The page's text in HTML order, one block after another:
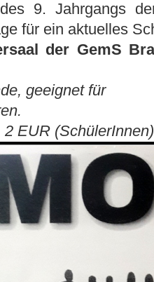
9. Jahrgangs
für ein aktuelles
der GemS
geeignet für
EUR (SchülerInnen)